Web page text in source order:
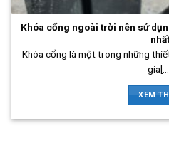
Khóa cổng ngoài trời nên sử
nhất
Khóa cổng là một trong những
XEM